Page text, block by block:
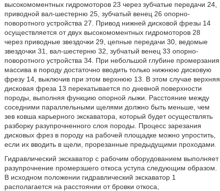
высокомоментных гидромоторов 23 через зубчатые передачи 24,
приводной вал-шестерню 25, зубчатый венец 26 опорно-
поворотного устройства 27. Привод нижней дисковой фрезы 14
осуществляется от двух высокомоментных гидромоторов 28
через приводные звездочки 29, цепные передачи 30, ведомые
звездочки 31, вал-шестерню 32, зубчатый венец 33 опорно-
поворотного устройства 34. При небольшой глубине промерзания
массива в породу достаточно вводить только нижнюю дисковую
фрезу 14, выключив при этом верхнюю 13. В этом случае верхняя
дисковая фреза 13 перекатывается по дневной поверхности
породы, выполняя функцию опорной лыжи. Расстояние между
соседними параллельными щелями должно быть меньше, чем
зев ковша карьерного экскаватора, который будет осуществлять
разборку разупрочненного слоя породы. Процесс зарезания
дисковых фрез в породу на рабочей площадке можно упростить,
если их вводить в щели, прорезанные предыдущими проходами.
Гидравлический экскаватор с рабочим оборудованием выполняет
разупрочнение промерзшего откоса уступа следующим образом.
В исходном положении гидравлический экскаватор 1
располагается на расстоянии от бровки откоса,